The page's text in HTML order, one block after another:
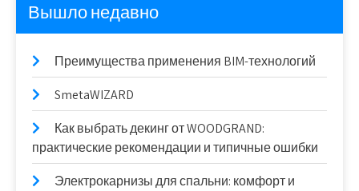
Вышло недавно
Преимущества применения BIM-технологий
SmetaWIZARD
Как выбрать декинг от WOODGRAND:
практические рекомендации и типичные ошибки
Электрокарнизы для спальни: комфорт и